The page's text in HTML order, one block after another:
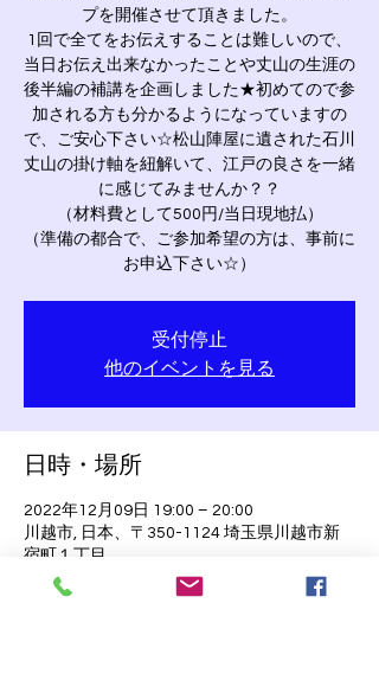
プを開催させて頂きました。
1回で全てをお伝えすることは難しいので、
当日お伝え出来なかったことや丈山の生涯の
後半編の補講を企画しました★初めてので参
加される方も分かるようになっていますの
で、ご安心下さい☆松山陣屋に遺された石川
丈山の掛け軸を紐解いて、江戸の良さを一緒
に感じてみませんか？？
（材料費として500円/当日現地払）
（準備の都合で、ご参加希望の方は、事前に
お申込下さい☆）
受付停止
他のイベントを見る
日時・場所
2022年12月09日 19:00 – 20:00
川越市, 日本、〒350-1124 埼玉県川越市新
宿町１丁目